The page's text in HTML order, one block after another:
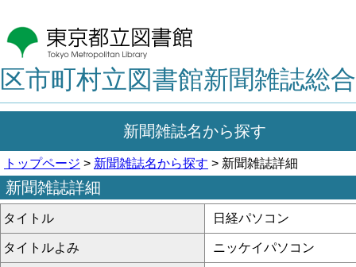
区市町村立図書館新聞雑誌総
新聞雑誌名から探す
トップページ > 新聞雑誌名から探す > 新聞雑誌詳細
新聞雑誌詳細
タイトル 日経パソコン
タイトルよみ ニッケイパソコン